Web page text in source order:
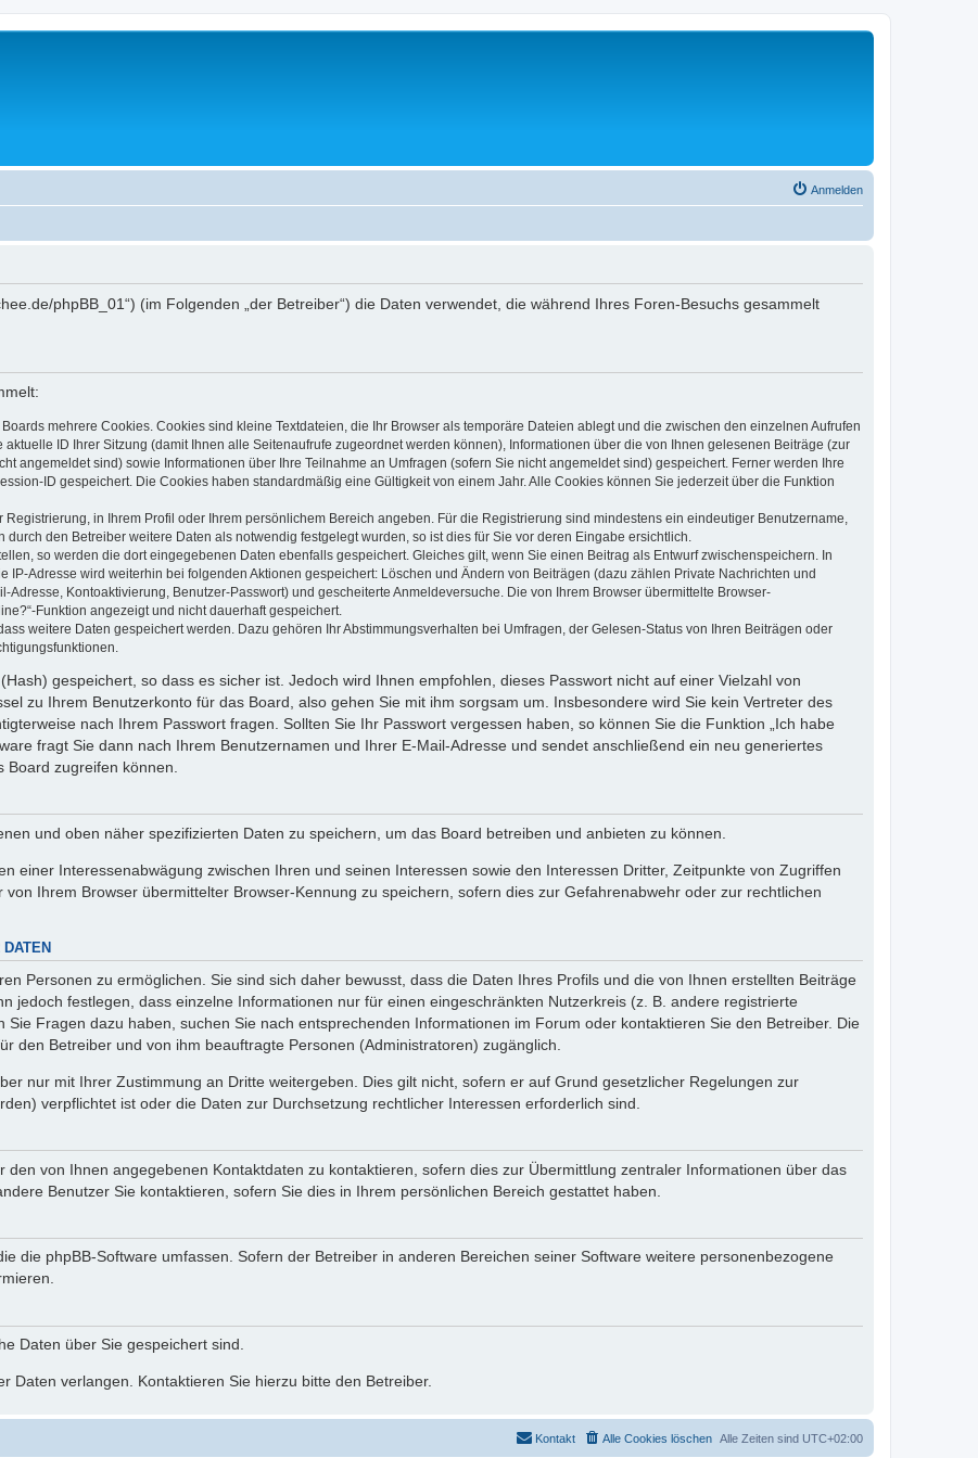
Anmelden
phpBB_01“) (im Folgenden „der Betreiber“) die Daten verwendet, die während Ihres Foren-Besuchs gesammelt
mehrere Cookies. Cookies sind kleine Textdateien, die Ihr Browser als temporäre Dateien ablegt und die zwischen den einzelnen Aufrufen
ID Ihrer Sitzung (damit Ihnen alle Seitenaufrufe zugeordnet werden können), Informationen über die von Ihnen gelesenen Beiträge (zur
angemeldet sind) sowie Informationen über Ihre Teilnahme an Umfragen (sofern Sie nicht angemeldet sind) gespeichert. Ferner werden Ihre
ID gespeichert. Die Cookies haben standardmäßig eine Gültigkeit von einem Jahr. Alle Cookies können Sie jederzeit über die Funktion
in Ihrem Profil oder Ihrem persönlichem Bereich angeben. Für die Registrierung sind mindestens ein eindeutiger Benutzername,
den Betreiber weitere Daten als notwendig festgelegt wurden, so ist dies für Sie vor deren Eingabe ersichtlich.
so werden die dort eingegebenen Daten ebenfalls gespeichert. Gleiches gilt, wenn Sie einen Beitrag als Entwurf zwischenspeichern. In
IP-Adresse wird weiterhin bei folgenden Aktionen gespeichert: Löschen und Ändern von Beiträgen (dazu zählen Private Nachrichten und
Kontoaktivierung, Benutzer-Passwort) und gescheiterte Anmeldeversuche. Die von Ihrem Browser übermittelte Browser-
Funktion angezeigt und nicht dauerhaft gespeichert.
weitere Daten gespeichert werden. Dazu gehören Ihr Abstimmungsverhalten bei Umfragen, der Gelesen-Status von Ihren Beiträgen oder
gespeichert, so dass es sicher ist. Jedoch wird Ihnen empfohlen, dieses Passwort nicht auf einer Vielzahl von
zu Ihrem Benutzerkonto für das Board, also gehen Sie mit ihm sorgsam um. Insbesondere wird Sie kein Vertreter des
nach Ihrem Passwort fragen. Sollten Sie Ihr Passwort vergessen haben, so können Sie die Funktion „Ich habe
fragt Sie dann nach Ihrem Benutzernamen und Ihrer E-Mail-Adresse und sendet anschließend ein neu generiertes
zugreifen können.
und oben näher spezifizierten Daten zu speichern, um das Board betreiben und anbieten zu können.
einer Interessenabwägung zwischen Ihren und seinen Interessen sowie den Interessen Dritter, Zeitpunkte von Zugriffen
Ihrem Browser übermittelter Browser-Kennung zu speichern, sofern dies zur Gefahrenabwehr oder zur rechtlichen
Personen zu ermöglichen. Sie sind sich daher bewusst, dass die Daten Ihres Profils und die von Ihnen erstellten Beiträge
jedoch festlegen, dass einzelne Informationen nur für einen eingeschränkten Nutzerkreis (z. B. andere registrierte
Sie Fragen dazu haben, suchen Sie nach entsprechenden Informationen im Forum oder kontaktieren Sie den Betreiber. Die
den Betreiber und von ihm beauftragte Personen (Administratoren) zugänglich.
nur mit Ihrer Zustimmung an Dritte weitergeben. Dies gilt nicht, sofern er auf Grund gesetzlicher Regelungen zur
verpflichtet ist oder die Daten zur Durchsetzung rechtlicher Interessen erforderlich sind.
von Ihnen angegebenen Kontaktdaten zu kontaktieren, sofern dies zur Übermittlung zentraler Informationen über das
Benutzer Sie kontaktieren, sofern Sie dies in Ihrem persönlichen Bereich gestattet haben.
die phpBB-Software umfassen. Sofern der Betreiber in anderen Bereichen seiner Software weitere personenbezogene
Daten über Sie gespeichert sind.
Daten verlangen. Kontaktieren Sie hierzu bitte den Betreiber.
Alle Zeiten sind UTC+02:00
Alle Cookies löschen
Kontakt